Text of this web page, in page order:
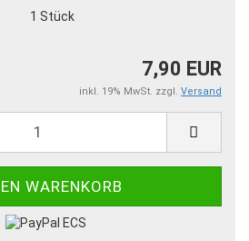
1 Stück
7,90 EUR
inkl. 19% MwSt. zzgl. Versand